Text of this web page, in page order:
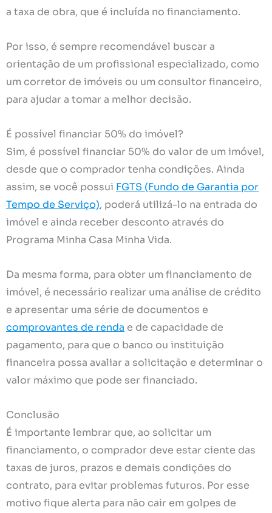
a taxa de obra, que é incluída no financiamento.
Por isso, é sempre recomendável buscar a
orientação de um profissional especializado, como
um corretor de imóveis ou um consultor financeiro,
para ajudar a tomar a melhor decisão.
É possível financiar 50% do imóvel?
Sim, é possível financiar 50% do valor de um imóvel,
desde que o comprador tenha condições. Ainda
assim, se você possui FGTS (Fundo de Garantia por
Tempo de Serviço), poderá utilizá-lo na entrada do
imóvel e ainda receber desconto através do
Programa Minha Casa Minha Vida.
Da mesma forma, para obter um financiamento de
imóvel, é necessário realizar uma análise de crédito
e apresentar uma série de documentos e
comprovantes de renda e de capacidade de
pagamento, para que o banco ou instituição
financeira possa avaliar a solicitação e determinar o
valor máximo que pode ser financiado.
Conclusão
É importante lembrar que, ao solicitar um
financiamento, o comprador deve estar ciente das
taxas de juros, prazos e demais condições do
contrato, para evitar problemas futuros. Por esse
motivo fique alerta para não cair em golpes de